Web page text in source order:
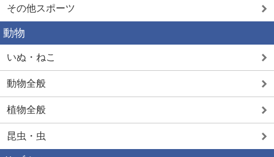
その他スポーツ
動物
いぬ・ねこ
動物全般
植物全般
昆虫・虫